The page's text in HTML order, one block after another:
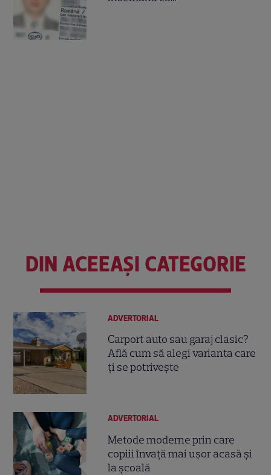
DIN ACEEAȘI CATEGORIE
ADVERTORIAL
Carport auto sau garaj clasic?
Află cum să alegi varianta care
ți se potrivește
ADVERTORIAL
Metode moderne prin care
copiii învață mai ușor acasă și
la școală